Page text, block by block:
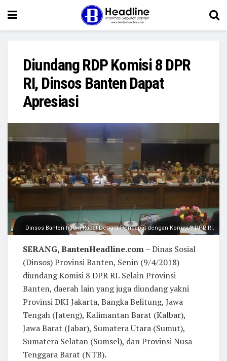
Diundang RDP Komisi 8 DPR
RI, Dinsos Banten Dapat
Apresiasi
Dinsos Banten hadiri Rapat Dengar Pendapat dengan Komisi 8 DPR RI.
SERANG, BantenHeadline.com– Dinas Sosial
(Dinsos) Provinsi Banten, Senin (9/4/2018)
diundang Komisi 8 DPR RI. Selain Provinsi
Banten, daerah lain yang juga diundang yakni
Provinsi DKI Jakarta, Bangka Belitung, Jawa
Tengah (Jateng), Kalimantan Barat (Kalbar),
Jawa Barat (Jabar), Sumatera Utara (Sumut),
Sumatera Selatan (Sumsel), dan Provinsi Nusa
Tenggara Barat (NTB).